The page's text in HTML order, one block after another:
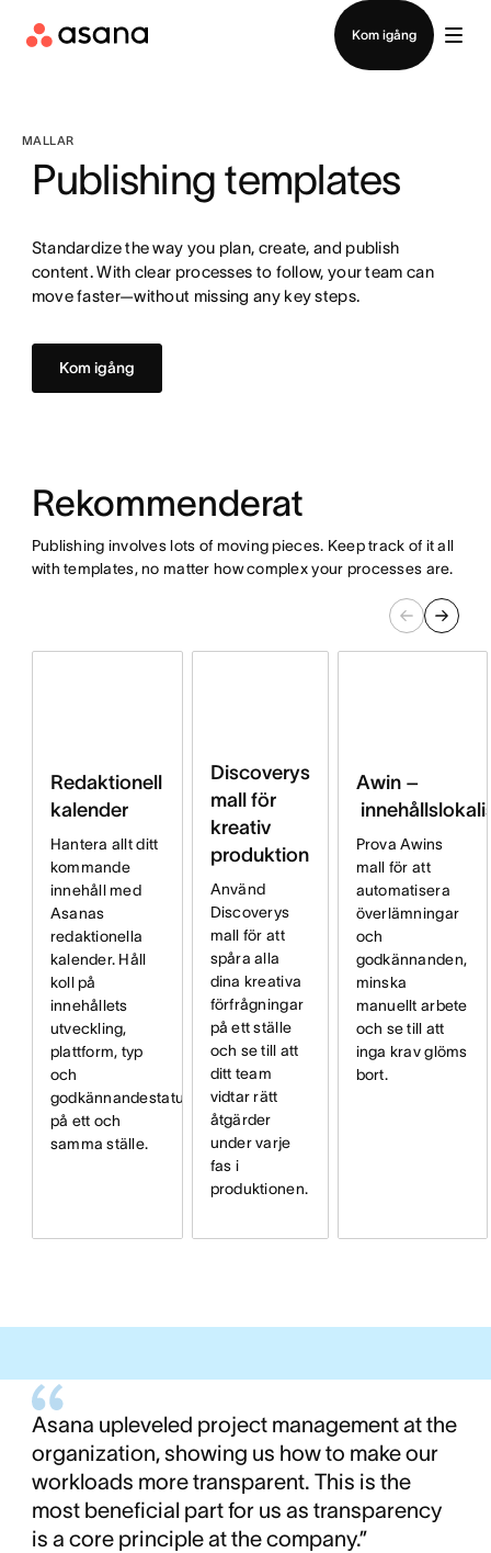
Kom igång
MALLAR
Publishing templates
Standardize the way you plan, create, and publish
content. With clear processes to follow, your team can
move faster—without missing any key steps.
Kom igång
Rekommenderat
Publishing involves lots of moving pieces. Keep track of it all
with templates, no matter how complex your processes are.
Redaktionell
kalender
Hantera allt ditt
kommande
innehåll med
Asanas
redaktionella
kalender. Håll
koll på
innehållets
utveckling,
plattform, typ
och
godkännandestatus
på ett och
samma ställe.
Discoverys
mall för
kreativ
produktion
Använd
Discoverys
mall för att
spåra alla
dina kreativa
förfrågningar
på ett ställe
och se till att
ditt team
vidtar rätt
åtgärder
under varje
fas i
produktionen.
Awin –
Prova Awins
mall för att
automatisera
överlämningar
och
godkännanden,
minska
manuellt arbete
och se till att
inga krav glöms
bort.
Asana upleveled project management at the
organization, showing us how to make our
workloads more transparent. This is the
most beneficial part for us as transparency
is a core principle at the company.”